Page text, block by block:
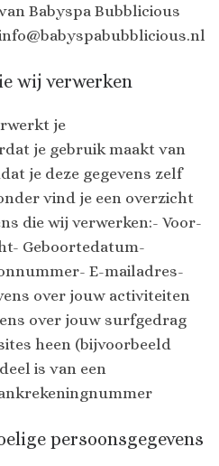
Babyspa Bubblicious
wij verwerken
je
je gebruik maakt van
je deze gegevens zelf
vind je een overzicht
die wij verwerken:- Voor-
Geboortedatum-
E-mailadres-
over jouw activiteiten
over jouw surfgedrag
heen (bijvoorbeeld
is van een
persoonsgegevens